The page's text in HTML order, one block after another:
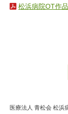
松浜病院OT作
医療法人 青松会 松浜